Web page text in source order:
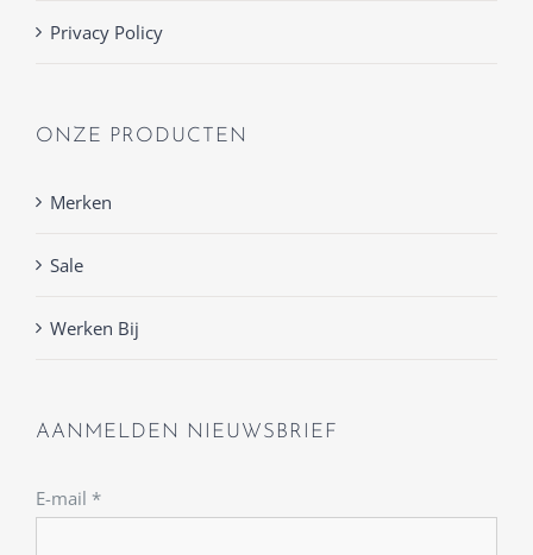
Privacy Policy
ONZE PRODUCTEN
Merken
Sale
Werken Bij
AANMELDEN NIEUWSBRIEF
E-mail *